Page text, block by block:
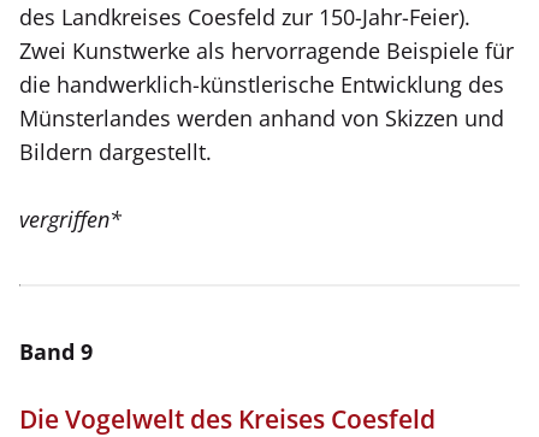
des Landkreises Coesfeld zur 150-Jahr-Feier).
Zwei Kunstwerke als hervorragende Beispiele für
die handwerklich-künstlerische Entwicklung des
Münsterlandes werden anhand von Skizzen und
Bildern dargestellt.
vergriffen*
Band 9
Die Vogelwelt des Kreises Coesfeld